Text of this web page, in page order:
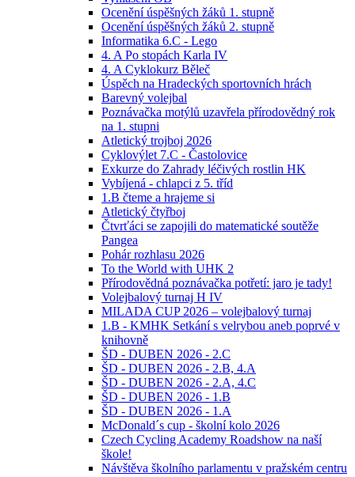
Ocenění úspěšných žáků 1. stupně
Ocenění úspěšných žáků 2. stupně
Informatika 6.C - Lego
4. A Po stopách Karla IV
4. A Cyklokurz Běleč
Úspěch na Hradeckých sportovních hrách
Barevný volejbal
Poznávačka motýlů uzavřela přírodovědný rok
na 1. stupni
Atletický trojboj 2026
Cyklovýlet 7.C - Častolovice
Exkurze do Zahrady léčivých rostlin HK
Vybíjená - chlapci z 5. tříd
1.B čteme a hrajeme si
Atletický čtyřboj
Čtvrťáci se zapojili do matematické soutěže
Pangea
Pohár rozhlasu 2026
To the World with UHK 2
Přírodovědná poznávačka potřetí: jaro je tady!
Volejbalový turnaj H IV
MILADA CUP 2026 – volejbalový turnaj
1.B - KMHK Setkání s velrybou aneb poprvé v
knihovně
ŠD - DUBEN 2026 - 2.C
ŠD - DUBEN 2026 - 2.B, 4.A
ŠD - DUBEN 2026 - 2.A, 4.C
ŠD - DUBEN 2026 - 1.B
ŠD - DUBEN 2026 - 1.A
McDonald´s cup - školní kolo 2026
Czech Cycling Academy Roadshow na naší
škole!
Návštěva školního parlamentu v pražském centru